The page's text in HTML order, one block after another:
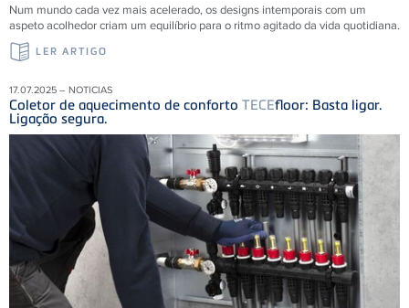
Num mundo cada vez mais acelerado, os designs intemporais com um
aspeto acolhedor criam um equilíbrio para o ritmo agitado da vida quotidiana.
LER ARTIGO
17.07.2025 – NOTICIAS
Coletor de aquecimento de conforto TECEfloor: Basta ligar.
Ligação segura.